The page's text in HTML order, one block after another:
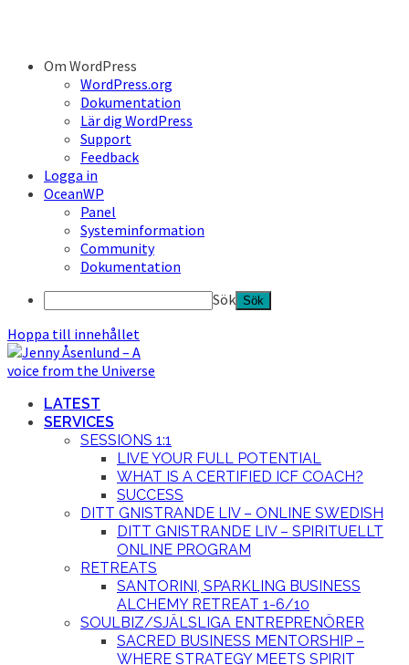
Om WordPress
WordPress.org
Dokumentation
Lär dig WordPress
Support
Feedback
Logga in
OceanWP
Panel
Systeminformation
Community
Dokumentation
Sök
Hoppa till innehållet
LATEST
SERVICES
SESSIONS 1:1
LIVE YOUR FULL POTENTIAL
WHAT IS A CERTIFIED ICF COACH?
SUCCESS
DITT GNISTRANDE LIV – ONLINE SWEDISH
DITT GNISTRANDE LIV – SPIRITUELLT
ONLINE PROGRAM
RETREATS
SANTORINI, SPARKLING BUSINESS
ALCHEMY RETREAT 1-6/10
SOULBIZ/SJÄLSLIGA ENTREPRENÖRER
SACRED BUSINESS MENTORSHIP –
WHERE STRATEGY MEETS SPIRIT